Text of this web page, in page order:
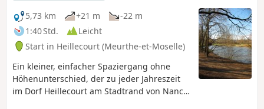
5,73 km
+21 m
-22 m
1:40 Std.
Leicht
Start in Heillecourt (Meurthe-et-Moselle)
Ein kleiner, einfacher Spaziergang ohne
Höhenunterschied, der zu jeder Jahreszeit
im Dorf Heillecourt am Stadtrand von Nancy